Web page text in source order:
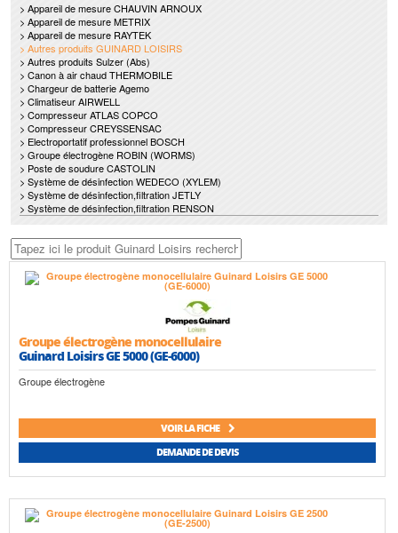
> Appareil de mesure CHAUVIN ARNOUX
> Appareil de mesure METRIX
> Appareil de mesure RAYTEK
> Autres produits GUINARD LOISIRS
> Autres produits Sulzer (Abs)
> Canon à air chaud THERMOBILE
> Chargeur de batterie Agemo
> Climatiseur AIRWELL
> Compresseur ATLAS COPCO
> Compresseur CREYSSENSAC
> Electroportatif professionnel BOSCH
> Groupe électrogène ROBIN (WORMS)
> Poste de soudure CASTOLIN
> Système de désinfection WEDECO (XYLEM)
> Système de désinfection,filtration JETLY
> Système de désinfection,filtration RENSON
Groupe électrogène monocellulaire
Guinard Loisirs GE 5000 (GE-6000)
Groupe électrogène
VOIR LA FICHE
DEMANDE DE DEVIS